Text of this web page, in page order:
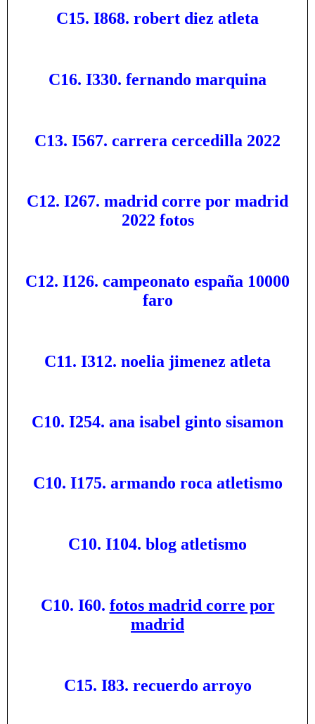
C15. I868. robert diez atleta
C16. I330. fernando marquina
C13. I567. carrera cercedilla 2022
C12. I267. madrid corre por madrid
2022 fotos
C12. I126. campeonato españa 10000
faro
C11. I312. noelia jimenez atleta
C10. I254. ana isabel ginto sisamon
C10. I175. armando roca atletismo
C10. I104. blog atletismo
C10. I60. fotos madrid corre por
madrid
C15. I83. recuerdo arroyo